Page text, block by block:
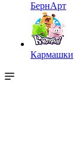
БернАрт
Кармашки